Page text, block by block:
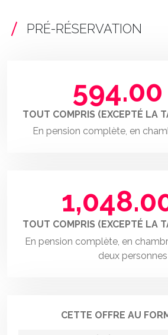
PRÉ-RÉSERVATION
TOUT COMPRIS (EXCEPTÉ LA
En pension complète, en
TOUT COMPRIS (EXCEPTÉ LA
En pension complète, en
deux personnes
CETTE OFFRE AU